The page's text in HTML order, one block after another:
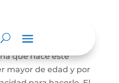
TESTAMENTO
que hace este
mayor de edad y por